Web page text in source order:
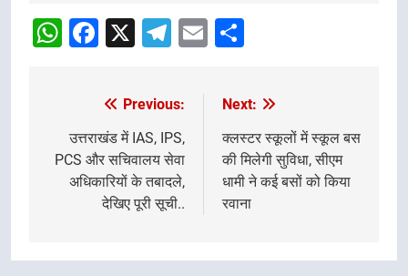
Navigation
WhatsApp
Facebook
X Telegram
Email
navigation
Previous:
उत्तराखंड में IAS, IPS,
PCS और सचिवालय सेवा
अधिकारियों के तबादले,
देखिए पूरी सूची..
Next:
क्लस्टर स्कूलों में स्कूल बस
की मिलेगी सुविधा, सीएम
धामी ने कई बसों को किया
रवाना